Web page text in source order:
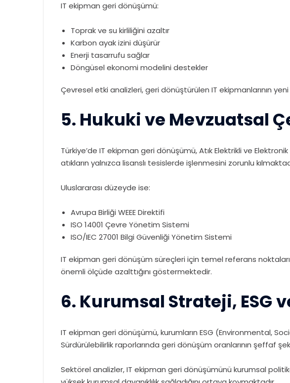
IT ekipman geri dönüşümü:
Toprak ve su kirliliğini azaltır
Karbon ayak izini düşürür
Enerji tasarrufu sağlar
Döngüsel ekonomi modelini destekler
Çevresel etki analizleri, geri dönüştürülen IT ekipmanlarının
5. Hukuki ve Mevzuatsal
Türkiye’de IT ekipman geri dönüşümü, Atık Elektrikli ve
atıkların yalnızca lisanslı tesislerde işlenmesini zorunlu
Uluslararası düzeyde ise:
Avrupa Birliği WEEE Direktifi
ISO 14001 Çevre Yönetim Sistemi
ISO/IEC 27001 Bilgi Güvenliği Yönetim Sistemi
IT ekipman geri dönüşüm süreçleri için temel referans
önemli ölçüde azalttığını göstermektedir.
6. Kurumsal Strateji, ESG
IT ekipman geri dönüşümü, kurumların ESG (Environmental,
Sürdürülebilirlik raporlarında geri dönüşüm oranlarının şeffaf
Sektörel analizler, IT ekipman geri dönüşümünü kurumsal